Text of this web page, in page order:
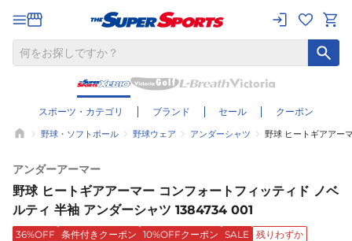
スポーツ・カテゴリ ブランド セール クーポン
野球・ソフトボール 野球ウェア アンダーシャツ 野球 ヒートギアアー
アンダーアーマー
野球 ヒートギアアーマー コンフォートフィッティド ノベ
ルティ 半袖 アンダーシャツ 1384734 001
36%OFF 条件付きクーポン 10%OFFクーポン SALE
残りわずか